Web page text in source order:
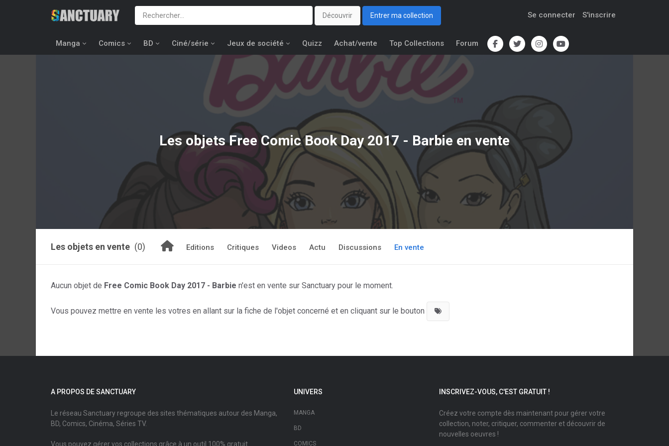
Découvrir Entrer ma collection Se connecter S'inscrire
Manga Comics BD Ciné/série Jeux de société Quizz Achat/vente Top Collections Forum
Les objetsFree Comic Book Day 2017 - Barbie en vente
Les objets en vente (0) Editions Critiques Videos Actu Discussions En vente
Aucun objet de Free Comic Book Day 2017 - Barbie n'est en vente sur Sanctuary pour le moment.
Vous pouvez mettre en vente les votres en allant sur la fiche de l'objet concerné et en cliquant sur le bouton
A PROPOS DE SANCTUARY
Le réseau Sanctuary regroupe des sites thématiques autour des Manga,
BD, Comics, Cinéma, Séries TV.
Vous pouvez gérer vos collections grâce à un outil 100% gratuit.
UNIVERS
MANGA
BD
COMICS
INSCRIVEZ-VOUS, C'EST GRATUIT !
Créez votre compte dès maintenant pour gérer votre
collection, noter, critiquer, commenter et découvrir de
nouvelles oeuvres !